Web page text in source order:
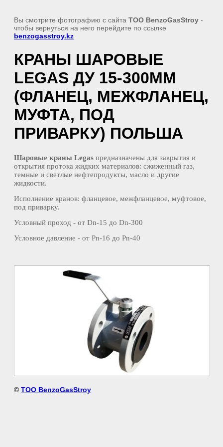
Вы смотрите фотографию с сайта TOO BenzoGasStroy -
чтобы вернуться на него перейдите по ссылке
benzogasstroy.kz
КРАНЫ ШАРОВЫЕ
LEGAS ДУ 15-300ММ
(ФЛАНЕЦ, МЕЖФЛАНЕЦ,
МУФТА, ПОД
ПРИВАРКУ) ПОЛЬША
Шаровые краны Legas предназначены для закрытия и
открытия протока жидких материалов: сжиженный газ,
темные и светлые нефтепродукты, масло и другие
жидкости.
Исполнение кранов: фланцевое, межфланцевое, муфтовое,
под приварку.
Условный проход - от Dn-15 до Dn-300
Условное давление - от Pn-16 до Pn-40
© TOO BenzoGasStroy